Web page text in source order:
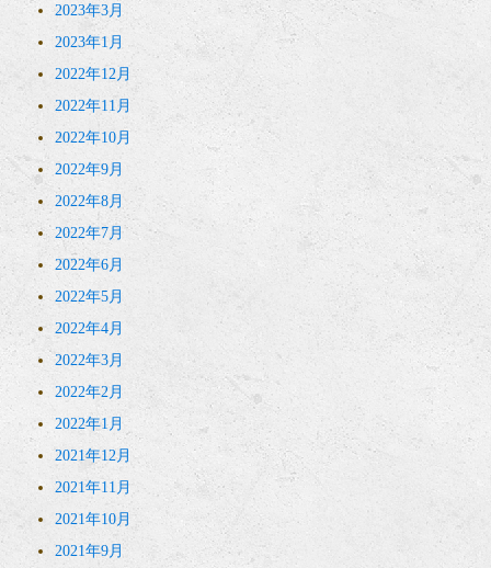
2023年3月
2023年1月
2022年12月
2022年11月
2022年10月
2022年9月
2022年8月
2022年7月
2022年6月
2022年5月
2022年4月
2022年3月
2022年2月
2022年1月
2021年12月
2021年11月
2021年10月
2021年9月